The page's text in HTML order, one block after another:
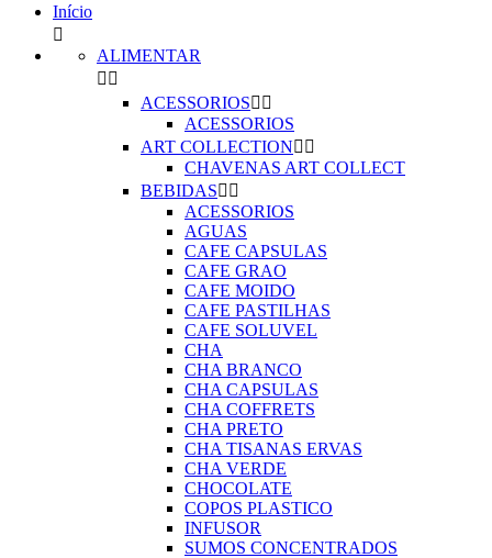
Início

ALIMENTAR
 
ACESSORIOS 
ACESSORIOS
ART COLLECTION 
CHAVENAS ART COLLECT
BEBIDAS 
ACESSORIOS
AGUAS
CAFE CAPSULAS
CAFE GRAO
CAFE MOIDO
CAFE PASTILHAS
CAFE SOLUVEL
CHA
CHA BRANCO
CHA CAPSULAS
CHA COFFRETS
CHA PRETO
CHA TISANAS ERVAS
CHA VERDE
CHOCOLATE
COPOS PLASTICO
INFUSOR
SUMOS CONCENTRADOS